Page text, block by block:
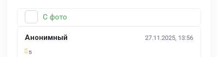
С фото
Анонимный 27.11.2025, 13:56
5